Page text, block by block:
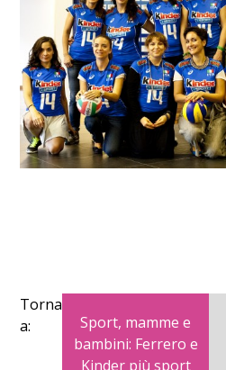
Torna
a:
Sport, mamme e
bambini: Ferrero e
Kinder più sport